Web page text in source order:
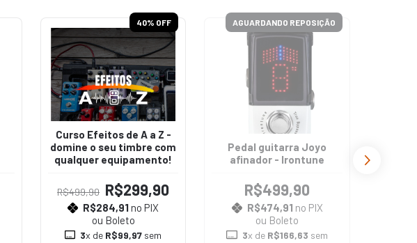
40% OFF
Curso Efeitos de A a Z -
domine o seu timbre com
qualquer equipamento!
R$499,90 R$299,90
R$284,91no PIX
ou Boleto
3x de R$99,97 sem
AGUARDANDO REPOSIÇÃO
Pedal guitarra Joyo
afinador - Irontune
R$499,90
R$474,91 no PIX
ou Boleto
3x de R$166,63 sem